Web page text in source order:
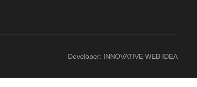
Developer: INNOVATIVE WEB IDEA